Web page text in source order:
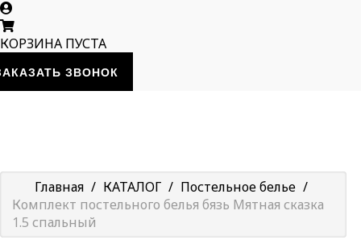
КОРЗИНА ПУСТА
ЗВОНОК
Главная / КАТАЛОГ / Постельное белье /
Комплект постельного белья бязь Мятная сказка
1.5 спальный